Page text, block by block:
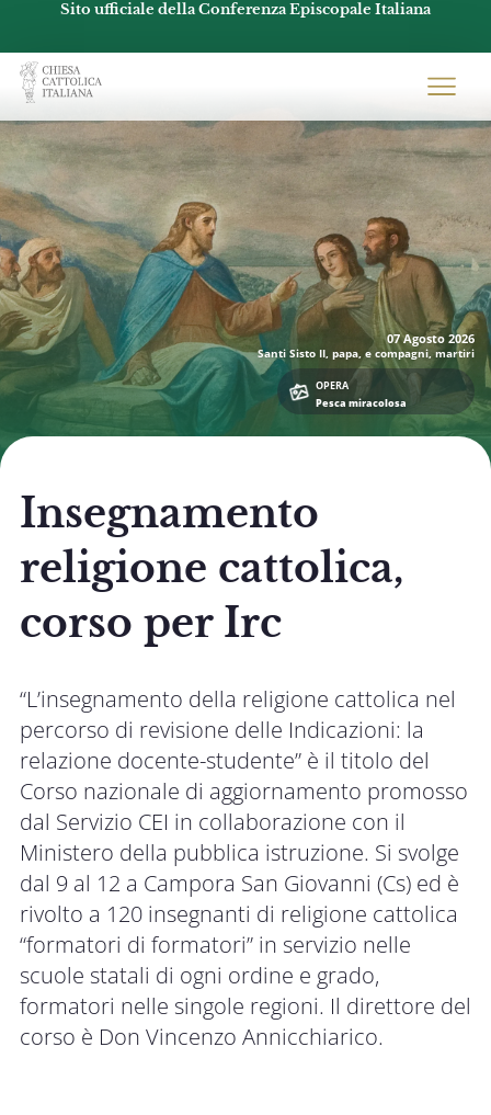
Sito ufficiale della Conferenza Episcopale Italiana
Chiesacattolica.it
07 Agosto 2026
Santi Sisto II, papa, e compagni, martiri
OPERA
Pesca miracolosa
Insegnamento
religione cattolica,
corso per Irc
“L’insegnamento della religione cattolica nel
percorso di revisione delle Indicazioni: la
relazione docente-studente” è il titolo del
Corso nazionale di aggiornamento promosso
dal Servizio CEI in collaborazione con il
Ministero della pubblica istruzione. Si svolge
dal 9 al 12 a Campora San Giovanni (Cs) ed è
rivolto a 120 insegnanti di religione cattolica
“formatori di formatori” in servizio nelle
scuole statali di ogni ordine e grado,
formatori nelle singole regioni. Il direttore del
corso è Don Vincenzo Annicchiarico.